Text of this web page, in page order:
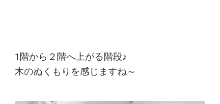
1階から２階へ上がる階段♪
木のぬくもりを感じますね～